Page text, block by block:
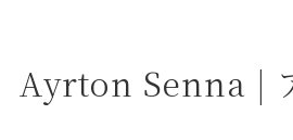
Ayrton Senna |